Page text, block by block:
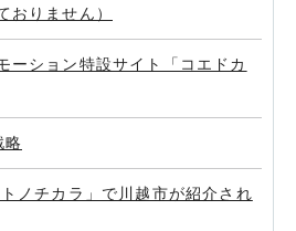
おりません）
ーション特設サイト「コエドカ
略
ノチカラ」で川越市が紹介され